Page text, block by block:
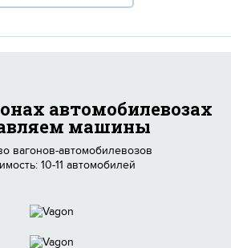
автомобилевозах
машины
вагонов-автомобилевозов
10-11 автомобилей